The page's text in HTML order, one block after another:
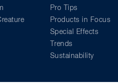
Pro Tips
Products in Focus
Special Effects
Trends
Sustainability